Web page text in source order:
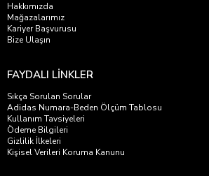
Hakkımızda
Mağazalarımız
Kariyer Başvurusu
Bize Ulaşın
FAYDALI LİNKLER
Sıkça Sorulan Sorular
Adidas Numara-Beden Ölçüm Tablosu
Kullanım Tavsiyeleri
Ödeme Bilgileri
Gizlilik İlkeleri
Kişisel Verileri Koruma Kanunu